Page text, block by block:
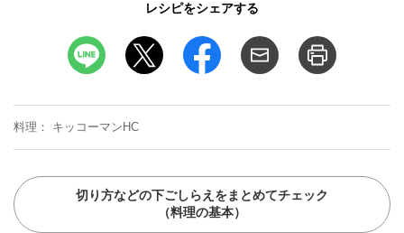
レシピをシェアする
料理 キッコーマンHC
切り方などの下ごしらえをまとめてチェック
（料理の基本）